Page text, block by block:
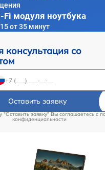
Fi модуля ноутбука
от 35 минут
консультация со
Оставить заявку
"Оставить заявку" Вы соглашаетесь c
конфиденциальности